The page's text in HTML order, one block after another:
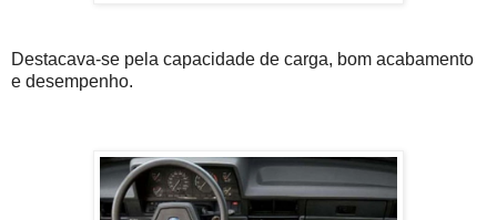
Destacava-se pela capacidade de carga, bom acabamento
e desempenho.